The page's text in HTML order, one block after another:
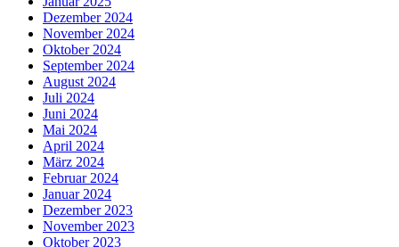
Dezember 2024
November 2024
Oktober 2024
September 2024
August 2024
Juli 2024
Juni 2024
Mai 2024
April 2024
März 2024
Februar 2024
Januar 2024
Dezember 2023
November 2023
Oktober 2023